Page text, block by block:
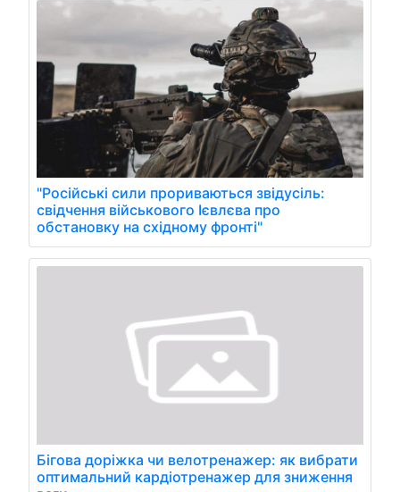
"Російські сили прориваються звідусіль:
свідчення військового Ієвлєва про
обстановку на східному фронті"
Бігова доріжка чи велотренажер: як вибрати
оптимальний кардіотренажер для зниження